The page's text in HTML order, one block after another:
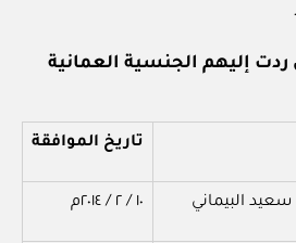
.
إليهم الجنسية العمانية
تاريخ الموافقة
البيماني ١٠ /٢ /٢٠١٤م